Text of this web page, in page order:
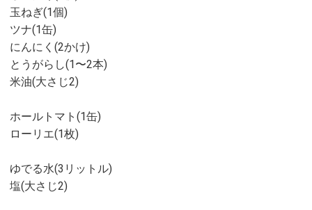
玉ねぎ(1個)
ツナ(1缶)
にんにく(2かけ)
とうがらし(1〜2本)
米油(大さじ2)
ホールトマト(1缶)
ローリエ(1枚)
ゆでる水(3リットル)
塩(大さじ2)